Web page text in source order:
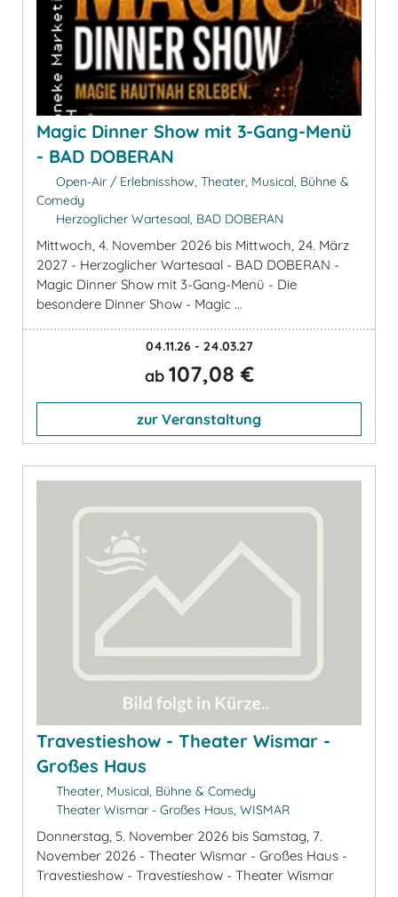
Magic Dinner Show mit 3-Gang-Menü
- BAD DOBERAN
Open-Air / Erlebnisshow, Theater, Musical, Bühne &
Comedy
Herzoglicher Wartesaal, BAD DOBERAN
Mittwoch, 4. November 2026 bis Mittwoch, 24. März
2027 - Herzoglicher Wartesaal - BAD DOBERAN -
Magic Dinner Show mit 3-Gang-Menü - Die
besondere Dinner Show - Magic ...
04.11.26 - 24.03.27
ab 107,08 €
zur Veranstaltung
Travestieshow - Theater Wismar -
Großes Haus
Theater, Musical, Bühne & Comedy
Theater Wismar - Großes Haus, WISMAR
Donnerstag, 5. November 2026 bis Samstag, 7.
November 2026 - Theater Wismar - Großes Haus -
Travestieshow - Travestieshow - Theater Wismar